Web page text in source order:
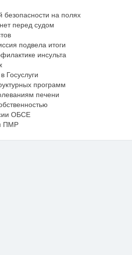
на полях
перед судом
подвела итоги
инсульта
Госуслуги
программ
печени
ОБСЕ
ПМР